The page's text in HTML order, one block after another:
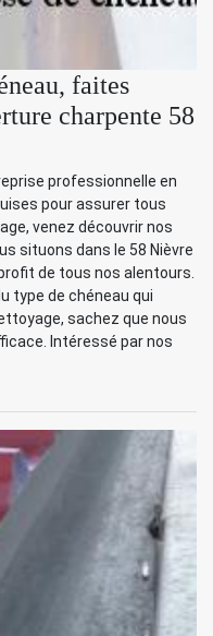
faites
charpente 58
professionnelle en
pour assurer tous
venez découvrir nos
situons dans le 58 Nièvre
de tous nos alentours.
type de chéneau qui
sachez que nous
Intéressé par nos